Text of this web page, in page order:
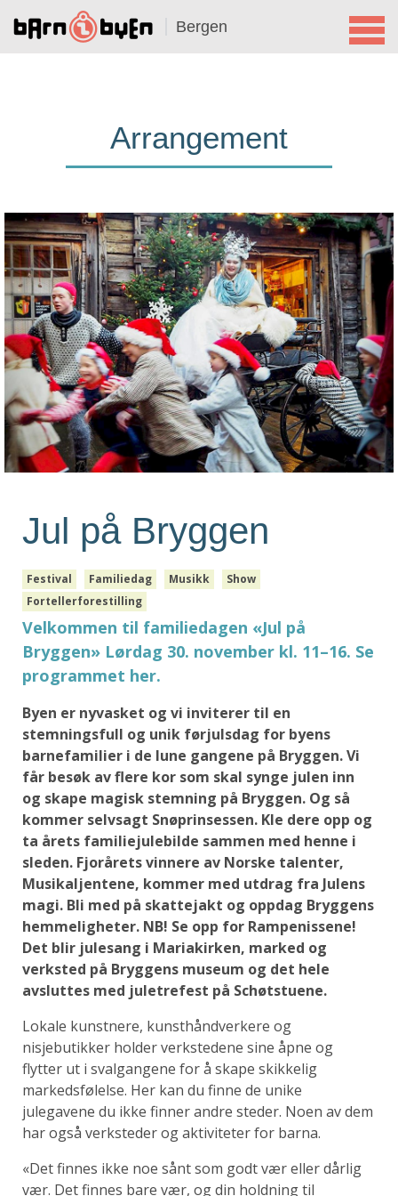
Bergen
Arrangement
Jul på Bryggen
Festival Familiedag Musikk
Show
Fortellerforestilling
Velkommen til familiedagen «Jul på
Bryggen» Lørdag 30. november kl. 11–16. Se
programmet her.
Byen er nyvasket og vi inviterer til en
stemningsfull og unik førjulsdag for byens
barnefamilier i de lune gangene på Bryggen. Vi
får besøk av flere kor som skal synge julen inn
og skape magisk stemning på Bryggen. Og så
kommer selvsagt Snøprinsessen. Kle dere opp og
ta årets familiejulebilde sammen med henne i
sleden. Fjorårets vinnere av Norske talenter,
Musikaljentene, kommer med utdrag fra Julens
magi. Bli med på skattejakt og oppdag Bryggens
hemmeligheter. NB! Se opp for Rampenissene!
Det blir julesang i Mariakirken, marked og
verksted på Bryggens museum og det hele
avsluttes med juletrefest på Schøtstuene.
Lokale kunstnere, kunsthåndverkere og
nisjebutikker holder verkstedene sine åpne og
flytter ut i svalgangene for å skape skikkelig
markedsfølelse. Her kan du finne de unike
julegavene du ikke finner andre steder. Noen av dem
har også verksteder og aktiviteter for barna.
«Det finnes ikke noe sånt som godt vær eller dårlig
vær. Det finnes bare vær, og din holdning til